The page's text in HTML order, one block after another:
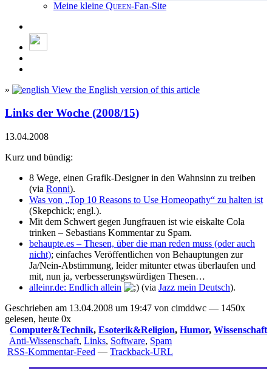
Meine kleine Queen-Fan-Site
» View the English version of this article
Links der Woche (2008/15)
13.04.2008
Kurz und bündig:
8 Wege, einen Grafik-Designer in den Wahnsinn zu treiben
(via Ronni).
Was von „Top 10 Reasons to Use Homeopathy“ zu halten ist
(Skepchick; engl.).
Mit dem Schwert gegen Jungfrauen ist wie eiskalte Cola
trinken – Sebastians Kommentar zu Spam.
behaupte.es – Thesen, über die man reden muss (oder auch
nicht); einfaches Veröffentlichen von Behauptungen zur
Ja/Nein-Abstimmung, leider mitunter etwas überlaufen und
mit, nun ja, verbesserungswürdigen Thesen…
alleinr.de: Endlich allein
(via Jazz mein Deutsch).
Geschrieben am 13.04.2008 um 19:47 von cimddwc — 1450x
gelesen, heute 0x
Computer&Technik, Esoterik&Religion, Humor, Wissenschaft
Anti-Wissenschaft, Links, Software, Spam
RSS-Kommentar-Feed — Trackback-URL